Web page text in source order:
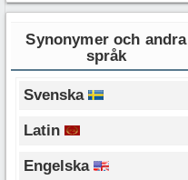
Synonymer och andra
språk
Svenska
Latin
Engelska